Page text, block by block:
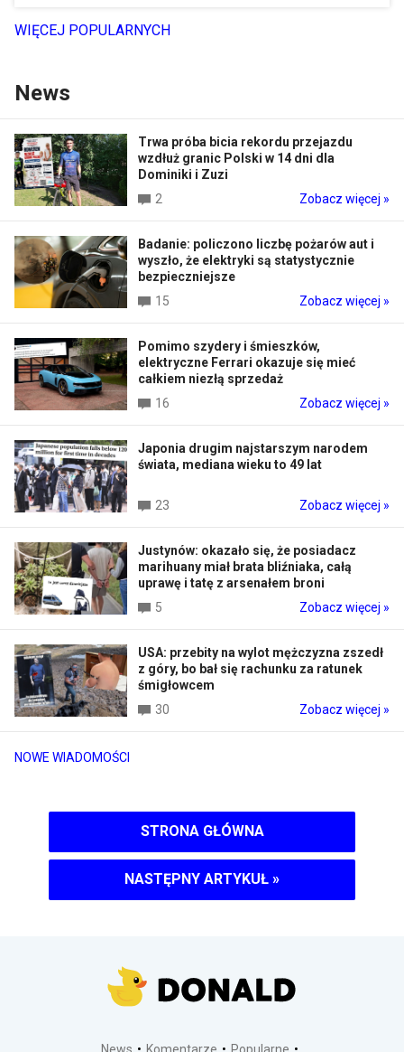
WIĘCEJ POPULARNYCH
News
NOWE WIADOMOŚCI
Trwa próba bicia rekordu przejazdu
wzdłuż granic Polski w 14 dni dla
Dominiki i Zuzi
2
Zobacz więcej »
Badanie: policzono liczbę pożarów aut i
wyszło, że elektryki są statystycznie
bezpieczniejsze
15
Zobacz więcej »
Pomimo szydery i śmieszków,
elektryczne Ferrari okazuje się mieć
całkiem niezłą sprzedaż
16
Zobacz więcej »
Japonia drugim najstarszym narodem
świata, mediana wieku to 49 lat
23 Zobacz więcej »
Justynów: okazało się, że posiadacz
marihuany miał brata bliźniaka, całą
uprawę i tatę z arsenałem broni
5
Zobacz więcej »
USA: przebity na wylot mężczyzna zszedł
z góry, bo bał się rachunku za ratunek
śmigłowcem
30
Zobacz więcej »
STRONA GŁÓWNA
NASTĘPNY ARTYKUŁ »